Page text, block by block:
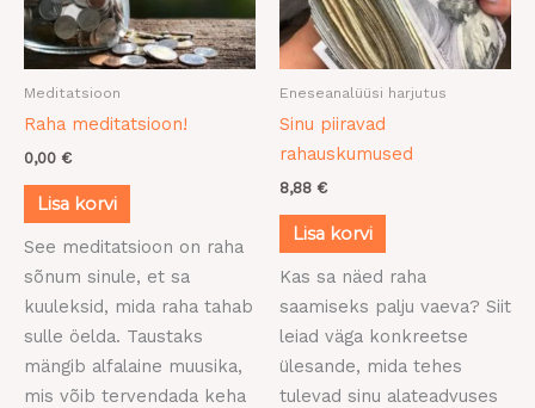
Meditatsioon
Raha meditatsioon!
0,00 €
Lisa korvi
See meditatsioon on raha
sõnum sinule, et sa
kuuleksid, mida raha tahab
sulle öelda. Taustaks
mängib alfalaine muusika,
mis võib tervendada keha
Eneseanalüüsi harjutus
Sinu piiravad
rahauskumused
8,88 €
Lisa korvi
Kas sa näed raha
saamiseks palju vaeva? Siit
leiad väga konkreetse
ülesande, mida tehes
tulevad sinu alateadvuses